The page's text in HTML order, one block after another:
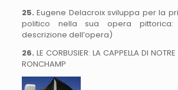
25.Eugene Delacroix sviluppa per la
politico nella sua opera pittorica:
descrizione dell’opera)
26. LE CORBUSIER: LA CAPPELLA DI
RONCHAMP